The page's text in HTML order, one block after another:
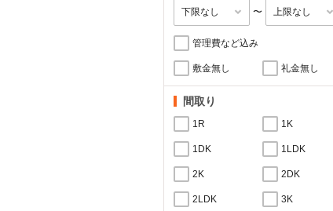
〜
管理費など込み
敷金無し 礼金無し
間取り
1R 1K
1DK 1LDK
2K 2DK
2LDK 3K